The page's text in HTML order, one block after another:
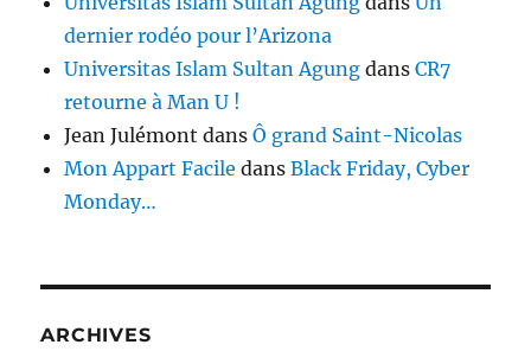
dernier rodéo pour l’Arizona
Universitas Islam Sultan Agung dansCR7
retourne à Man U !
Jean Julémont dansÔ grand Saint-Nicolas
Mon Appart Facile dansBlack Friday, Cyber
Monday…
ARCHIVES